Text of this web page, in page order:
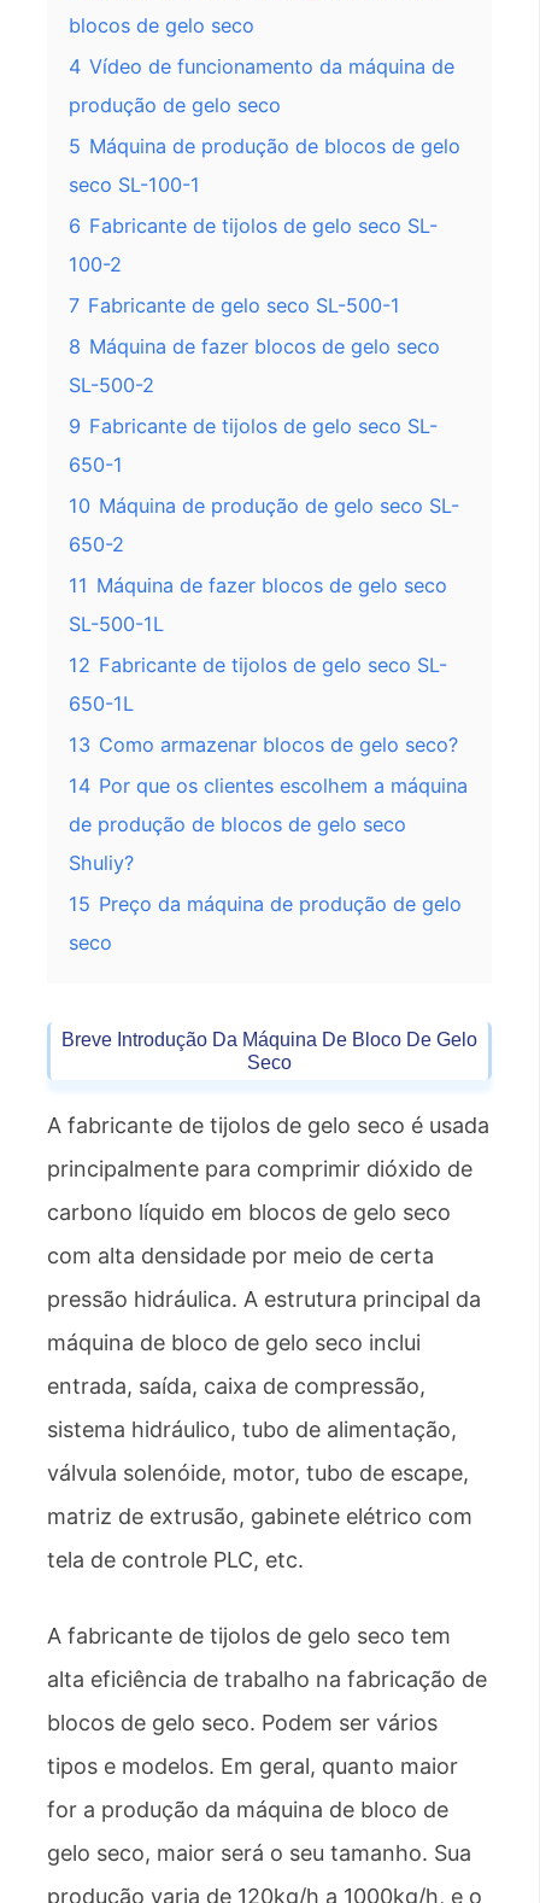
blocos de gelo seco
4 Vídeo de funcionamento da máquina de
produção de gelo seco
5 Máquina de produção de blocos de gelo
seco SL-100-1
6 Fabricante de tijolos de gelo seco SL-
100-2
7 Fabricante de gelo seco SL-500-1
8 Máquina de fazer blocos de gelo seco
SL-500-2
9 Fabricante de tijolos de gelo seco SL-
650-1
10 Máquina de produção de gelo seco SL-
650-2
11 Máquina de fazer blocos de gelo seco
SL-500-1L
12 Fabricante de tijolos de gelo seco SL-
650-1L
13 Como armazenar blocos de gelo seco?
14 Por que os clientes escolhem a máquina
de produção de blocos de gelo seco
Shuliy?
15 Preço da máquina de produção de gelo
seco
Breve Introdução Da Máquina De Bloco De Gelo
Seco
A fabricante de tijolos de gelo seco é usada
principalmente para comprimir dióxido de
carbono líquido em blocos de gelo seco
com alta densidade por meio de certa
pressão hidráulica. A estrutura principal da
máquina de bloco de gelo seco inclui
entrada, saída, caixa de compressão,
sistema hidráulico, tubo de alimentação,
válvula solenóide, motor, tubo de escape,
matriz de extrusão, gabinete elétrico com
tela de controle PLC, etc.
A fabricante de tijolos de gelo seco tem
alta eficiência de trabalho na fabricação de
blocos de gelo seco. Podem ser vários
tipos e modelos. Em geral, quanto maior
for a produção da máquina de bloco de
gelo seco, maior será o seu tamanho. Sua
produção varia de 120kg/h a 1000kg/h, e o